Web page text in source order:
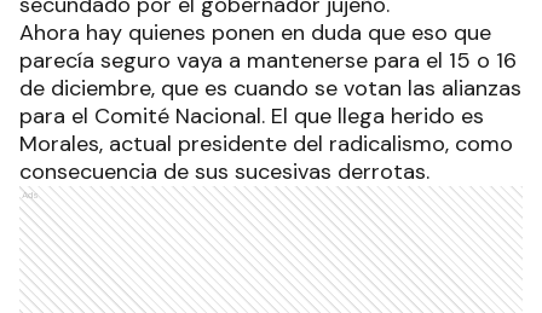
Ahora hay quienes ponen en duda que eso que
parecía seguro vaya a mantenerse para el 15 o 16
de diciembre, que es cuando se votan las alianzas
para el Comité Nacional. El que llega herido es
Morales, actual presidente del radicalismo, como
consecuencia de sus sucesivas derrotas.
Ads